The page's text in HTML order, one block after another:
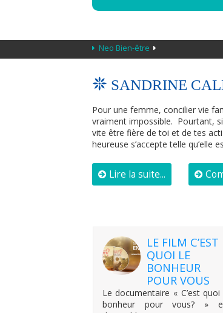
Neo Bien-être
SANDRINE
Pour une femme, concilier vie
vraiment impossible. Pourtant,
vite être fière de toi et de tes
heureuse s’accepte telle
Lire la suite...
LE FILM C’EST
QUOI LE
BONHEUR
POUR VOUS
Le documentaire « C’est quoi
bonheur pour vous? »